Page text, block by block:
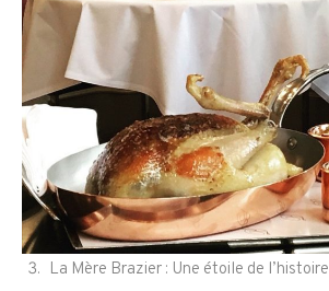
La Mère Brazier : Une étoile de